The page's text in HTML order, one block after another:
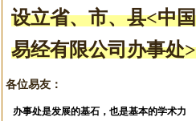
设立省、市、县<中国
易经有限公司办事处>
各位易友：
办事处是发展的基石，也是基本的学术力